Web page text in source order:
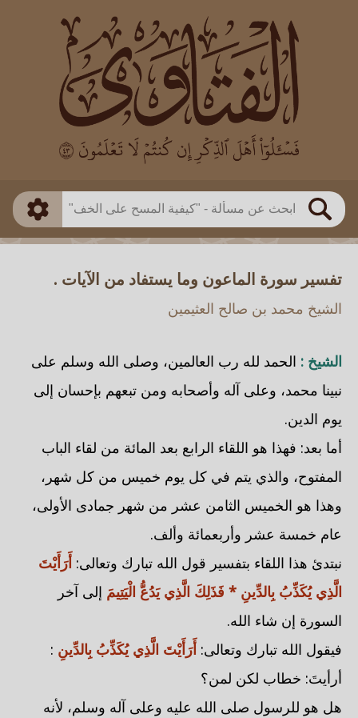
بحث
العالم
بن باز
بن العثيمين
اللجنة الدائمة
طريقة البحث
ذكي
تفسير سورة الماعون وما يستفاد من الآيات .
الشيخ محمد بن صالح العثيمين
الشيخ : الحمد لله رب العالمين، وصلى الله وسلم على
نبينا محمد، وعلى آله وأصحابه ومن تبعهم بإحسان إلى
يوم الدين.
أما بعد: فهذا هو اللقاء الرابع بعد المائة من لقاء الباب
المفتوح، والذي يتم في كل يوم خميس من كل شهر،
وهذا هو الخميس الثامن عشر من شهر جمادى الأولى،
عام خمسة عشر وأربعمائة وألف.
نبتدئ هذا اللقاء بتفسير قول الله تبارك وتعالى: أَرَأَيْتَ
الَّذِي يُكَذِّبُ بِالدِّينِ * فَذَلِكَ الَّذِي يَدُعُّ الْيَتِيمَ إلى آخر
السورة إن شاء الله.
فيقول الله تبارك وتعالى: أَرَأَيْتَ الَّذِي يُكَذِّبُ بِالدِّينِ :
أرأيتَ: خطاب لكن لمن؟
هل هو للرسول صلى الله عليه وعلى آله وسلم، لأنه